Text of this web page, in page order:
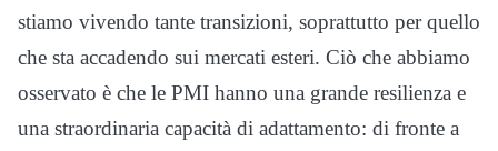
stiamo vivendo tante transizioni, soprattutto per quello
che sta accadendo sui mercati esteri. Ciò che abbiamo
osservato è che le PMI hanno una grande resilienza e
una straordinaria capacità di adattamento: di fronte a